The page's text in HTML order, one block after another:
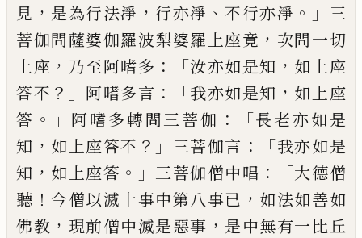
見 ， 是為行法淨 ，行亦淨 、不行亦淨 。」 三
菩伽問薩婆伽羅波梨婆羅 上座竟 ， 次問一切
上座 ， 乃至阿嗜多 ：「汝亦如是知 ， 如上座
答不 ？」 阿嗜多言 ：「我亦如是知 ， 如上座
答 。」 阿嗜多轉問三菩伽 ：「長老亦如是
知 ， 如上座答不 ？」 三菩伽言 ：「我亦如是
知 ， 如 上座答 。」 三菩伽僧中唱 ：「大德僧
聽 ！ 今僧以滅十事中第八事已 ， 如法如善如
佛教 ， 現前僧中滅是惡事 ， 是中無有一比丘